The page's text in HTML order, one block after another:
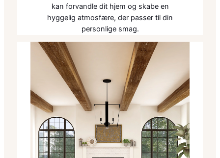
kan forvandle dit hjem og skabe en
hyggelig atmosfære, der passer til din
personlige smag.